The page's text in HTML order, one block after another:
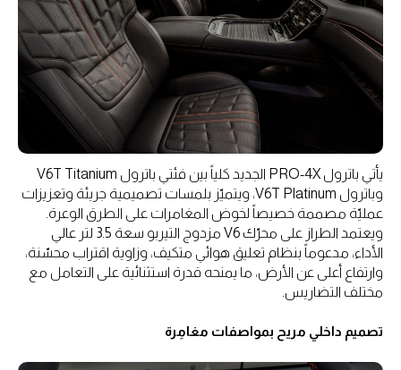
يأتي باترول PRO-4X الجديد كلياً بين فئتي باترول V6T Titanium
وباترول V6T Platinum، ويتميّز بلمسات تصميمية جريئة وتعزيزات
عمليّة مصممة خصيصاً لخوض المغامرات على الطرق الوعرة.
ويعتمد الطراز على محرّك V6 مزدوج التيربو سعة 3.5 لتر عالي
الأداء، مدعوماً بنظام تعليق هوائي متكيف، وزاوية اقتراب محسّنة،
وارتفاع أعلى عن الأرض، ما يمنحه قدرة استثنائية على التعامل مع
مختلف التضاريس.
تصميم داخلي مريح بمواصفات مغامِرة